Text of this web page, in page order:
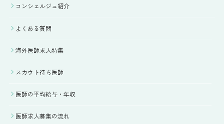
コンシェルジュ紹介
よくある質問
海外医師求人特集
スカウト待ち医師
医師の平均給与・年収
医師求人募集の流れ